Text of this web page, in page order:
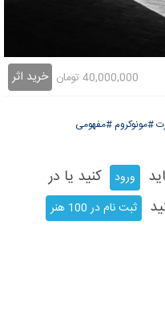
40,000,000 تومان خرید اثر
#مونوکروم#مفهومی
ورود
کنید یا در
ثبت نام در 100 هنر